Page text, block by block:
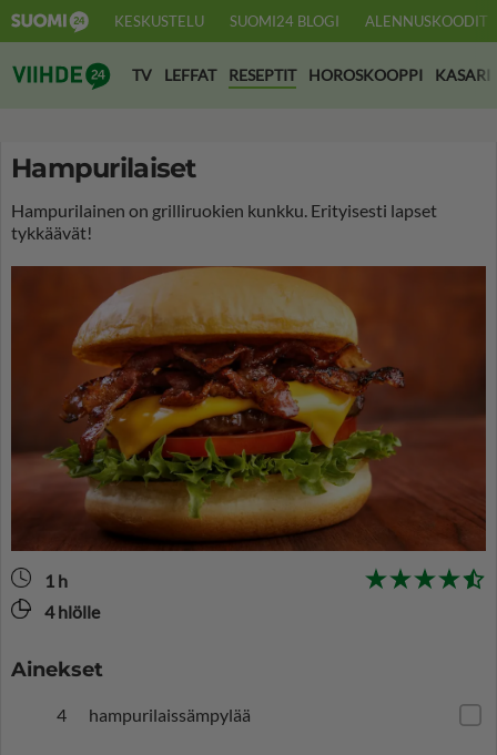
KESKUSTELU SUOMI24 BLOGI ALENNUSKOODIT
Suomi24 Viihde
TV LEFFAT RESEPTIT HOROSKOOPPI KASARI
Hampurilaiset
Hampurilainen on grilliruokien kunkku. Erityisesti lapset
tykkäävät!
1 h
4 hlölle
Ainekset
4 hampurilaissämpylää